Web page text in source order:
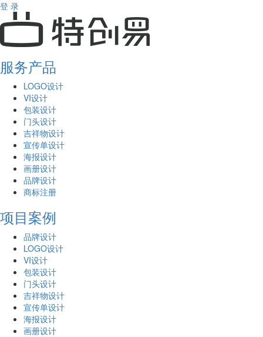
登 录
服务产品
LOGO设计
VI设计
包装设计
门头设计
吉祥物设计
宣传单设计
海报设计
画册设计
品牌设计
商标注册
项目案例
品牌设计
LOGO设计
VI设计
包装设计
门头设计
吉祥物设计
宣传单设计
海报设计
画册设计